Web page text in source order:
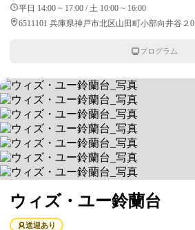
平日 14:00 ~ 17:00 / 土 10:00 ~ 16:00
6511101 兵庫県神戸市北区山田町小部向井谷２0
プログラム
ウィズ・ユー鈴蘭台
送迎あり